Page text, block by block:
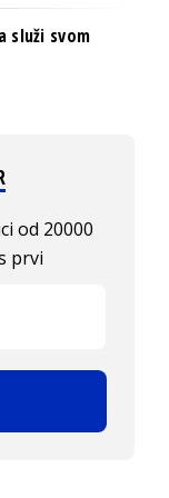
služi svom
od 20000
prvi